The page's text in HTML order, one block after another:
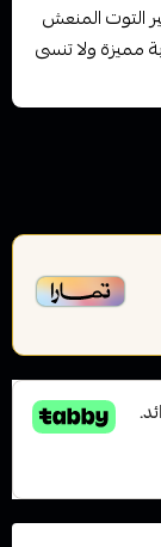
التوت المنعش
مميزة ولا تنسى